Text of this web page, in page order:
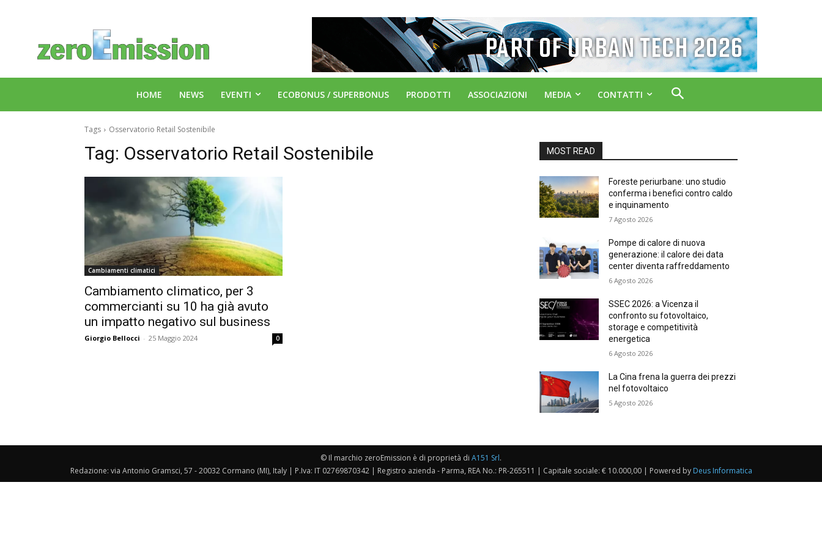
HOME NEWS EVENTI ECOBONUS / SUPERBONUS PRODOTTI ASSOCIAZIONI MEDIA CONTATTI
Tags Osservatorio Retail Sostenibile
Tag: Osservatorio Retail Sostenibile
Cambiamenti climatici
Cambiamento climatico, per 3
commercianti su 10 ha già avuto
un impatto negativo sul business
Giorgio Bellocci - 25 Maggio 2024 0
MOST READ
Foreste periurbane: uno studio
conferma i benefici contro caldo
e inquinamento
7 Agosto 2026
Pompe di calore di nuova
generazione: il calore dei data
center diventa raffreddamento
6 Agosto 2026
SSEC 2026: a Vicenza il
confronto su fotovoltaico,
storage e competitività
energetica
6 Agosto 2026
La Cina frena la guerra dei prezzi
nel fotovoltaico
5 Agosto 2026
© Il marchio zeroEmission è di proprietà di A151 Srl.
Redazione: via Antonio Gramsci, 57 - 20032 Cormano (MI), Italy | P.Iva: IT 02769870342 | Registro azienda - Parma, REA No.: PR-265511 | Capitale sociale: € 10.000,00 | Powered by Deus Informatica